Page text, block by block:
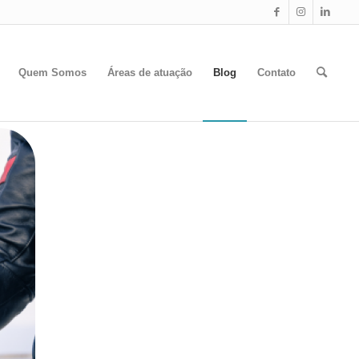
Quem Somos Áreas de atuação Blog Contato